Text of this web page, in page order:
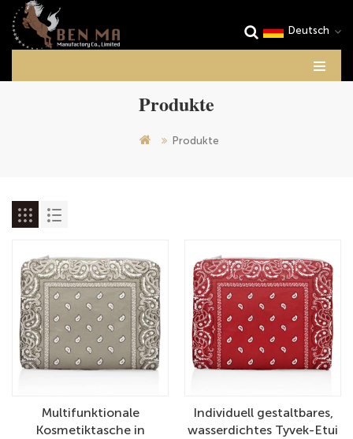
Deutsch
Produkte
Produkte
Multifunktionale
Kosmetiktasche in
Individuell gestaltbares,
wasserdichtes Tyvek-Etui